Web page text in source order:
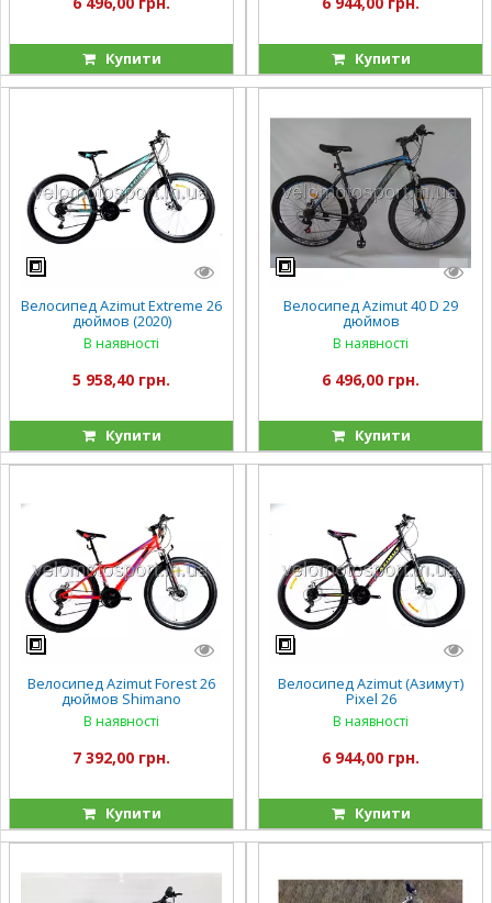
Купити Купити
Велосипед Azimut Extreme 26
дюймов (2020)
В наявності
5 958,40 грн.
Купити
Велосипед Azimut 40 D 29
дюймов
В наявності
6 496,00 грн.
Купити
Велосипед Azimut Forest 26
дюймов Shimano
В наявності
7 392,00 грн.
Купити
Велосипед Azimut (Азимут)
Pixel 26
В наявності
6 944,00 грн.
Купити